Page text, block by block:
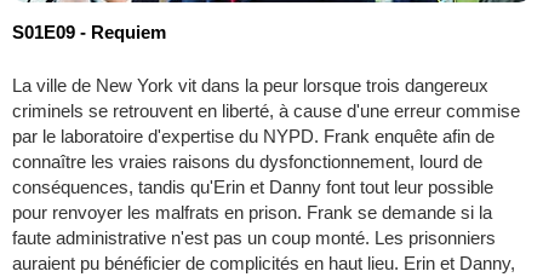
S01E09 - Requiem
La ville de New York vit dans la peur lorsque trois dangereux
criminels se retrouvent en liberté, à cause d'une erreur commise
par le laboratoire d'expertise du NYPD. Frank enquête afin de
connaître les vraies raisons du dysfonctionnement, lourd de
conséquences, tandis qu'Erin et Danny font tout leur possible
pour renvoyer les malfrats en prison. Frank se demande si la
faute administrative n'est pas un coup monté. Les prisonniers
auraient pu bénéficier de complicités en haut lieu. Erin et Danny,